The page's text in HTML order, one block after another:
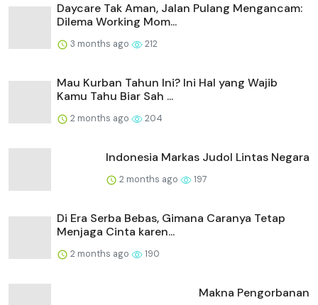
Daycare Tak Aman, Jalan Pulang Mengancam:
Dilema Working Mom...
3 months ago 212
Mau Kurban Tahun Ini? Ini Hal yang Wajib
Kamu Tahu Biar Sah ...
2 months ago 204
Indonesia Markas Judol Lintas Negara
2 months ago 197
Di Era Serba Bebas, Gimana Caranya Tetap
Menjaga Cinta karen...
2 months ago 190
Makna Pengorbanan